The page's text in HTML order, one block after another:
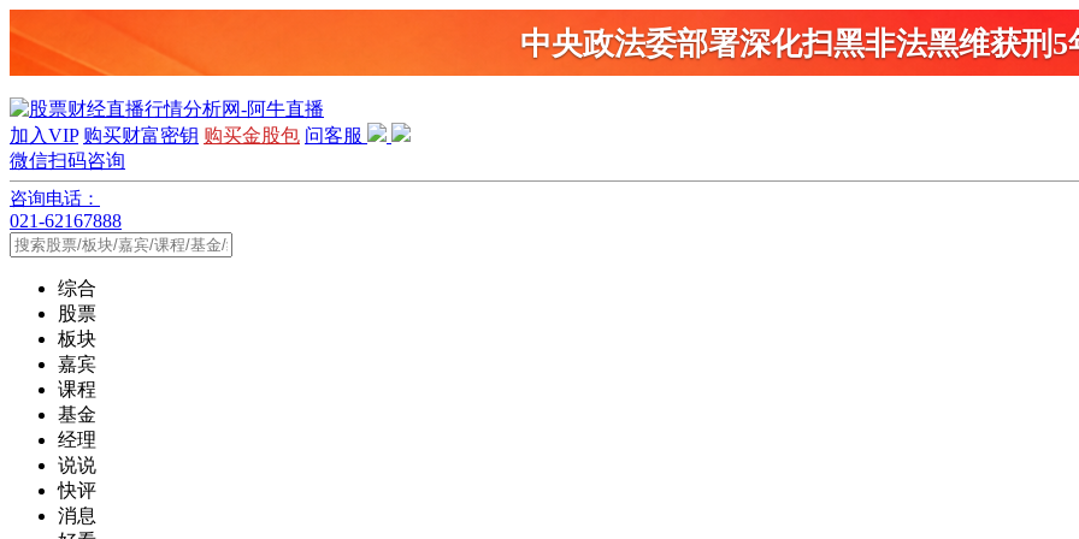
中央政法委部署深化扫黑非法黑维获刑5
加入VIP 购买财富密钥 购买金股包 问客服
微信扫码咨询
咨询电话：
021-62167888
综合
股票
板块
嘉宾
课程
基金
经理
说说
快评
消息